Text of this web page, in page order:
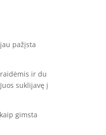
pažįsta
ir du
suklijavę į
gimsta